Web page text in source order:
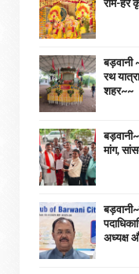
बड़वानी
रथ
शहर~~
मांग,
अध्यक्ष